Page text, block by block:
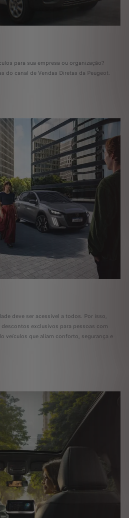
para sua empresa ou organização?
do canal de Vendas Diretas da Peugeot.
deve ser acessível a todos. Por isso,
exclusivos para pessoas com
veículos que aliam conforto, segurança e